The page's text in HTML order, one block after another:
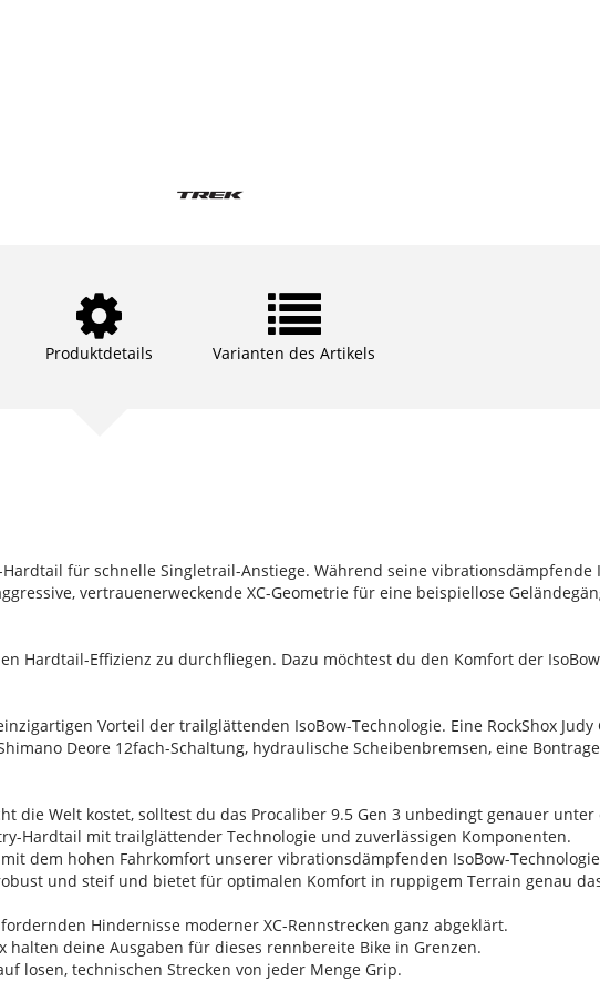
Produktdetails Varianten des Artikels
für schnelle Singletrail-Anstiege. Während seine vibrationsdämpfende
vertrauenerweckende XC-Geometrie für eine beispiellose
Hardtail-Effizienz zu durchfliegen. Dazu möchtest du den Komfort der
Vorteil der trailglättenden IsoBow-Technologie. Eine RockShox
Deore 12fach-Schaltung, hydraulische Scheibenbremsen, eine
die Welt kostet, solltest du das Procaliber 9.5 Gen 3 unbedingt genauer
Hardtail mit trailglättender Technologie und zuverlässigen Komponenten.
dem hohen Fahrkomfort unserer vibrationsdämpfenden IsoBow-
und steif und bietet für optimalen Komfort in ruppigem Terrain genau
Hindernisse moderner XC-Rennstrecken ganz abgeklärt.
halten deine Ausgaben für dieses rennbereite Bike in Grenzen.
losen, technischen Strecken von jeder Menge Grip.